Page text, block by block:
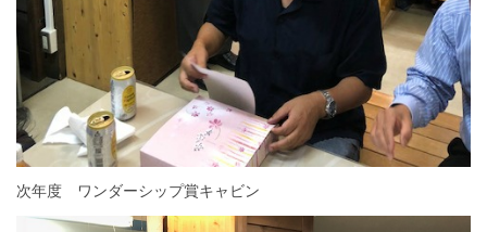
次年度 ワンダーシップ賞キャビン